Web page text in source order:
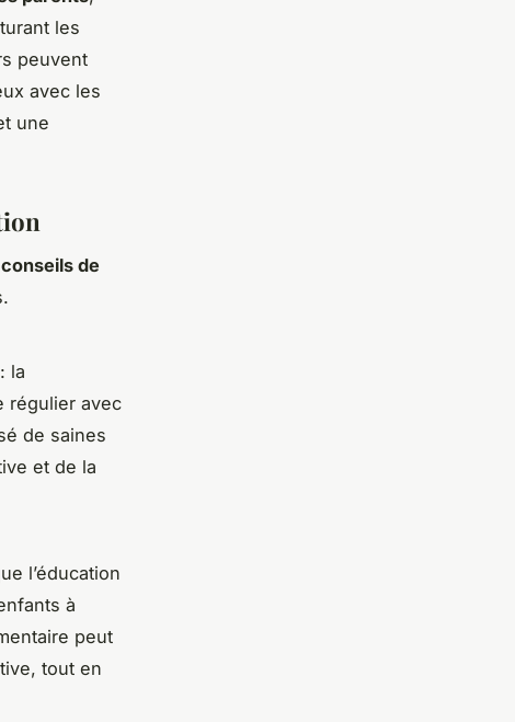
les
peuvent
avec les
une
conseils de
la
régulier avec
de saines
et de la
l’éducation
à
peut
tout en